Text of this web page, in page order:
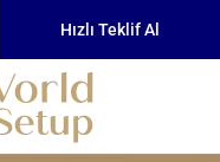
Hızlı Teklif Al